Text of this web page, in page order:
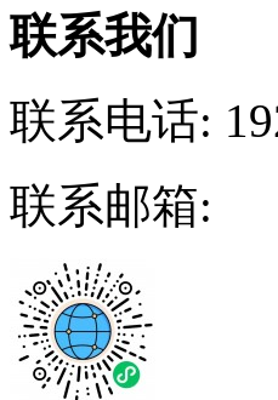
联系我们
联系电话:
联系邮箱: